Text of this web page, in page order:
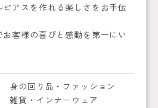
アスを作れる楽しさをお手伝
客様の喜びと感動を第一にい
身の回り品・ファッション
雑貨・インナーウェア